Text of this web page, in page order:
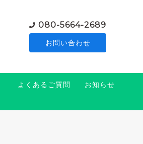
080-5664-2689
お問い合わせ
よくあるご質問
お知らせ